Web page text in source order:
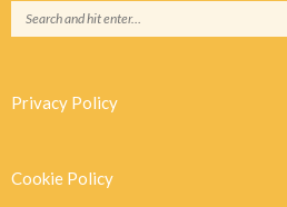
Privacy Policy
Cookie Policy